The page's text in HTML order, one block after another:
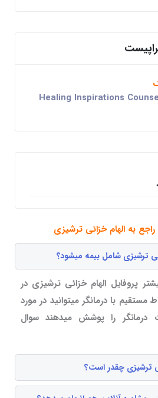
Healing Inspirations
به الهام خزائی ترشیزی
ترشیزی شامل بیمه میشود؟
پروفایل الهام خزائی ترشیزی در
مستقیم با درمانگر میتوانید در مورد
را پوشش میدهند سوال
ترشیزی چقدر است؟